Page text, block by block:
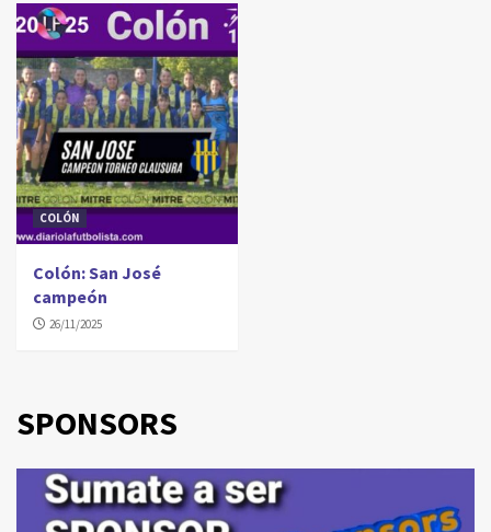
COLÓN
Colón: San José
campeón
26/11/2025
SPONSORS